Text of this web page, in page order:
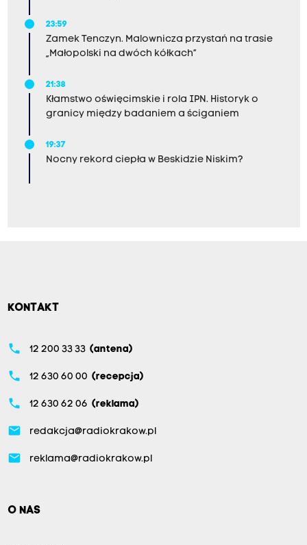
23:59
Zamek Tenczyn. Malownicza przystań na trasie
„Małopolski na dwóch kółkach”
21:38
Kłamstwo oświęcimskie i rola IPN. Historyk o
granicy między badaniem a ściganiem
19:37
Nocny rekord ciepła w Beskidzie Niskim?
KONTAKT
phone 12 200 33 33 (antena)
phone 12 630 60 00 (recepcja)
phone 12 630 62 06 (reklama)
email redakcja@radiokrakow.pl
email reklama@radiokrakow.pl
O NAS